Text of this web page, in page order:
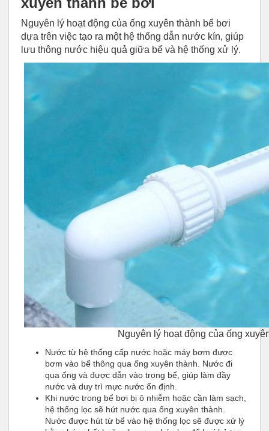
Nguyên lý hoạt động của ống xuyên thành bể bơi
dựa trên việc tạo ra một hệ thống dẫn nước kín, giúp
lưu thông nước hiệu quả giữa bể và hệ thống xử lý.
Nguyên lý hoạt động của ống
Nước từ hệ thống cấp nước hoặc máy bơm được
bơm vào bể thông qua ống xuyên thành. Nước đi
qua ống và được dẫn vào trong bể, giúp làm đầy
nước và duy trì mực nước ổn định.
Khi nước trong bể bơi bị ô nhiễm hoặc cần làm sạch,
hệ thống lọc sẽ hút nước qua ống xuyên thành.
Nước được hút từ bể vào hệ thống lọc sẽ được xử lý